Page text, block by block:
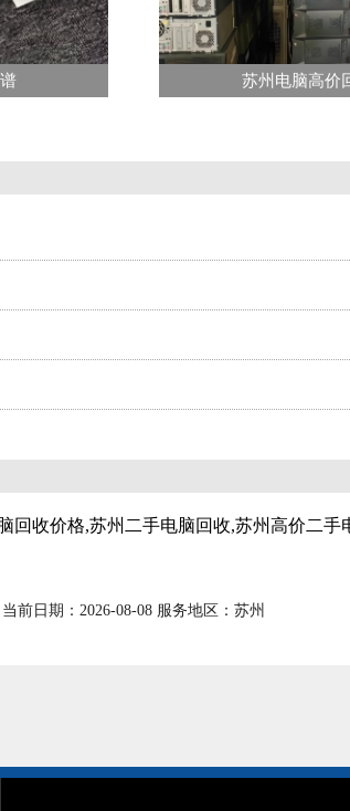
苏州电脑高价
收价格,苏州二手电脑回收,苏州高价二
当前日期：2026-08-08 服务地区：苏州